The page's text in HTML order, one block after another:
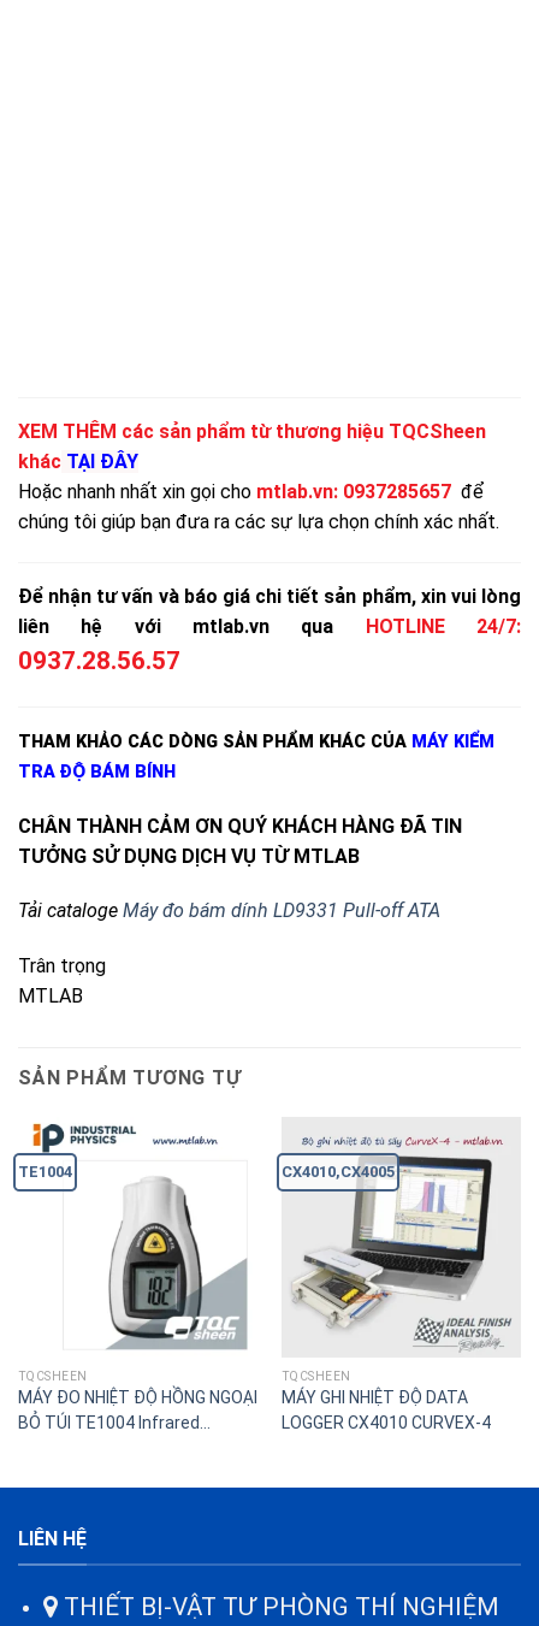
XEM THÊM các sản phẩm từ thương hiệu TQCSheen
khác TẠI ĐÂY
Hoặc nhanh nhất xin gọi cho mtlab.vn: 0937285657 để
chúng tôi giúp bạn đưa ra các sự lựa chọn chính xác nhất.
Để nhận tư vấn và báo giá chi tiết sản phẩm, xin vui lòng
liên hệ với mtlab.vn qua HOTLINE 24/7:
0937.28.56.57
THAM KHẢO CÁC DÒNG SẢN PHẨM KHÁC CỦA MÁY KIỂM
TRA ĐỘ BÁM BÍNH
CHÂN THÀNH CẢM ƠN QUÝ KHÁCH HÀNG ĐÃ TIN
TƯỞNG SỬ DỤNG DỊCH VỤ TỪ MTLAB
Tải cataloge Máy đo bám dính LD9331 Pull-off ATA
Trân trọng
MTLAB
SẢN PHẨM TƯƠNG TỰ
TE1004
TQCSHEEN
MÁY ĐO NHIỆT ĐỘ HỒNG NGOẠI
BỎ TÚI TE1004 Infrared
CX4010,CX4005
TQCSHEEN
MÁY GHI NHIỆT ĐỘ DATA
LOGGER CX4010 CURVEX-4
LIÊN HỆ
THIẾT BỊ-VẬT TƯ PHÒNG THÍ NGHIỆM